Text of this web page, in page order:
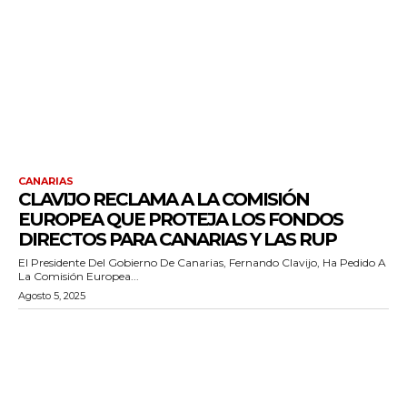
CANARIAS
CLAVIJO RECLAMA A LA COMISIÓN
EUROPEA QUE PROTEJA LOS FONDOS
DIRECTOS PARA CANARIAS Y LAS RUP
El Presidente Del Gobierno De Canarias, Fernando Clavijo, Ha Pedido A
La Comisión Europea...
Agosto 5, 2025